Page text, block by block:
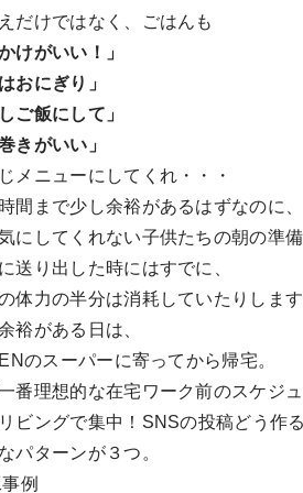
だけではなく、ごはんも
けがいい！」
おにぎり」
ご飯にして」
きがいい」
メニューにしてくれ・・・
間まで少し余裕があるはずなのに、
にしてくれない子供たちの朝の準
送り出した時にはすでに、
体力の半分は消耗していたりします
裕がある日は、
のスーパーに寄ってから帰宅。
番理想的な在宅ワーク前のスケジュ
ビングで集中！SNSの投稿どう作
パターンが３つ。
例